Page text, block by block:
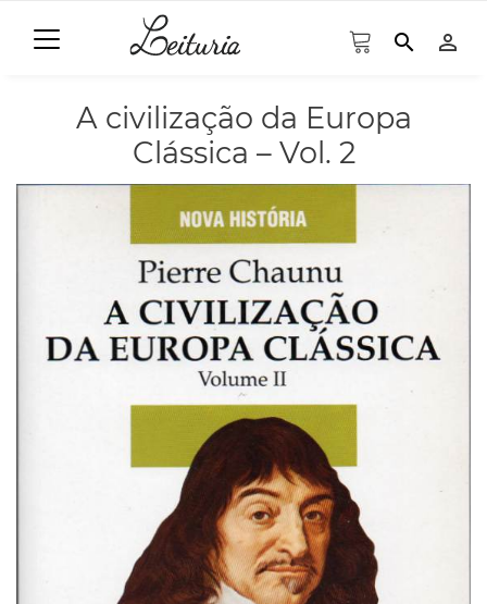
search person_outline
A civilização da Europa
Clássica – Vol. 2